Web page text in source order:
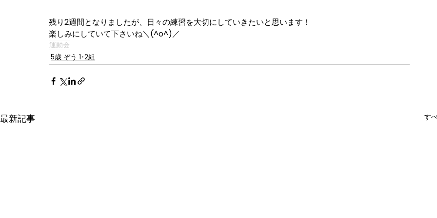
残り2週間となりましたが、日々の練習を大切にしていきたいと思います！
楽しみにしていて下さいね＼(^o^)／
運動会
5歳 ぞう 1･2組
最新記事 す